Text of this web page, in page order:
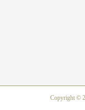
Copyright ©